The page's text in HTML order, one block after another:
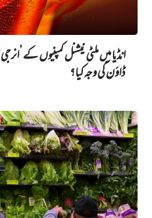
انڈیا میں ملٹی نیشنل کمپنیوں کے
ڈاؤن کی وجہ کیا؟